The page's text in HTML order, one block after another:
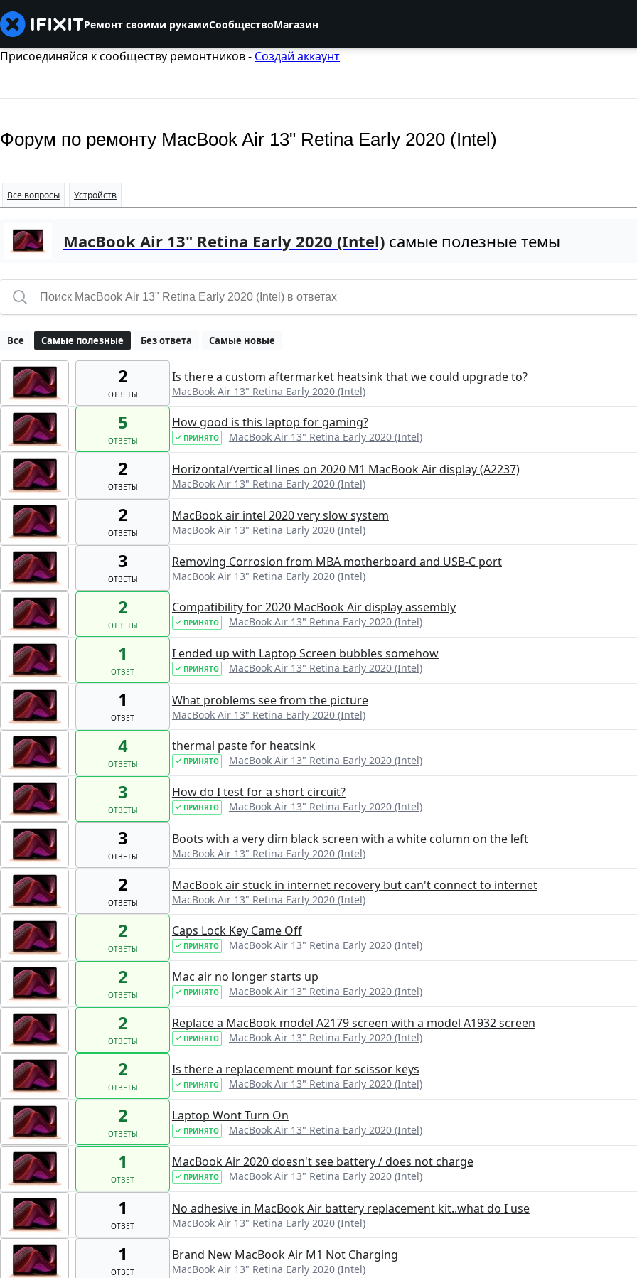
Ремонт своими рукамиСообществоМагазин
Присоединяйся к сообществу ремонтников - Создай аккаунт
Форум по ремонту MacBook Air 13" Retina Early 2020 (Intel)
Все вопросы Устройств
MacBook Air 13" Retina Early 2020 (Intel) самые полезные темы
Все Самые полезные Без ответа Самые новые
2
ОТВЕТЫ
Is there a custom aftermarket heatsink that we could upgrade to?
MacBook Air 13" Retina Early 2020 (Intel)
5
ОТВЕТЫ
How good is this laptop for gaming?
ПРИНЯТО MacBook Air 13" Retina Early 2020 (Intel)
2
ОТВЕТЫ
Horizontal/vertical lines on 2020 M1 MacBook Air display (A2237)
MacBook Air 13" Retina Early 2020 (Intel)
2
ОТВЕТЫ
MacBook air intel 2020 very slow system
MacBook Air 13" Retina Early 2020 (Intel)
3
ОТВЕТЫ
Removing Corrosion from MBA motherboard and USB-C port
MacBook Air 13" Retina Early 2020 (Intel)
2
ОТВЕТЫ
Compatibility for 2020 MacBook Air display assembly
ПРИНЯТО MacBook Air 13" Retina Early 2020 (Intel)
1
ОТВЕТ
I ended up with Laptop Screen bubbles somehow
ПРИНЯТО MacBook Air 13" Retina Early 2020 (Intel)
1
ОТВЕТ
What problems see from the picture
MacBook Air 13" Retina Early 2020 (Intel)
4
ОТВЕТЫ
thermal paste for heatsink
ПРИНЯТО MacBook Air 13" Retina Early 2020 (Intel)
3
ОТВЕТЫ
How do I test for a short circuit?
ПРИНЯТО MacBook Air 13" Retina Early 2020 (Intel)
3
ОТВЕТЫ
Boots with a very dim black screen with a white column on the left
MacBook Air 13" Retina Early 2020 (Intel)
2
ОТВЕТЫ
MacBook air stuck in internet recovery but can't connect to internet
MacBook Air 13" Retina Early 2020 (Intel)
2
ОТВЕТЫ
Caps Lock Key Came Off
ПРИНЯТО MacBook Air 13" Retina Early 2020 (Intel)
2
ОТВЕТЫ
Mac air no longer starts up
ПРИНЯТО MacBook Air 13" Retina Early 2020 (Intel)
2
ОТВЕТЫ
Replace a MacBook model A2179 screen with a model A1932 screen
ПРИНЯТО MacBook Air 13" Retina Early 2020 (Intel)
2
ОТВЕТЫ
Is there a replacement mount for scissor keys
ПРИНЯТО MacBook Air 13" Retina Early 2020 (Intel)
2
ОТВЕТЫ
Laptop Wont Turn On
ПРИНЯТО MacBook Air 13" Retina Early 2020 (Intel)
1
ОТВЕТ
MacBook Air 2020 doesn't see battery / does not charge
ПРИНЯТО MacBook Air 13" Retina Early 2020 (Intel)
1
ОТВЕТ
No adhesive in MacBook Air battery replacement kit..what do I use
MacBook Air 13" Retina Early 2020 (Intel)
1
ОТВЕТ
Brand New MacBook Air M1 Not Charging
MacBook Air 13" Retina Early 2020 (Intel)